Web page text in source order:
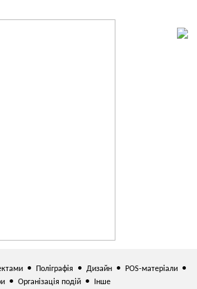
• Поліграфія • Дизайн• POS-матеріали•
• Організація подій• Інше